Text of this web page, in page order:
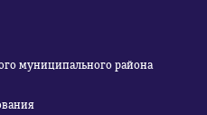
муниципального района